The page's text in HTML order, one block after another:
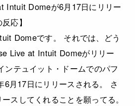
Intuit Domeが6月17日にリリー
応】
Domeです。 それでは、どう
at Intuit Domeがリリー
ンテュイット・ドームでのパフ
6月17日にリリースされる。 さ
スしてくれることを願ってる。